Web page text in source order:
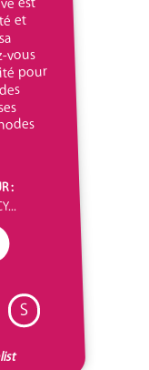
et
vous
pour
:
S